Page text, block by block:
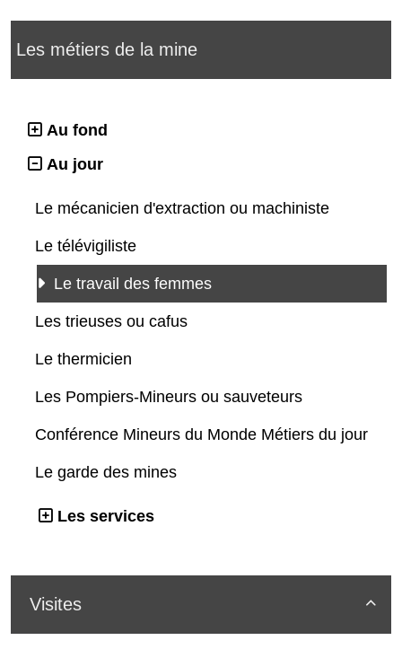
Les métiers de la mine
Au fond
Au jour
Le mécanicien d'extraction ou machiniste
Le télévigiliste
Le travail des femmes
Les trieuses ou cafus
Le thermicien
Les Pompiers-Mineurs ou sauveteurs
Conférence Mineurs du Monde Métiers du jour
Le garde des mines
Les services

Visites